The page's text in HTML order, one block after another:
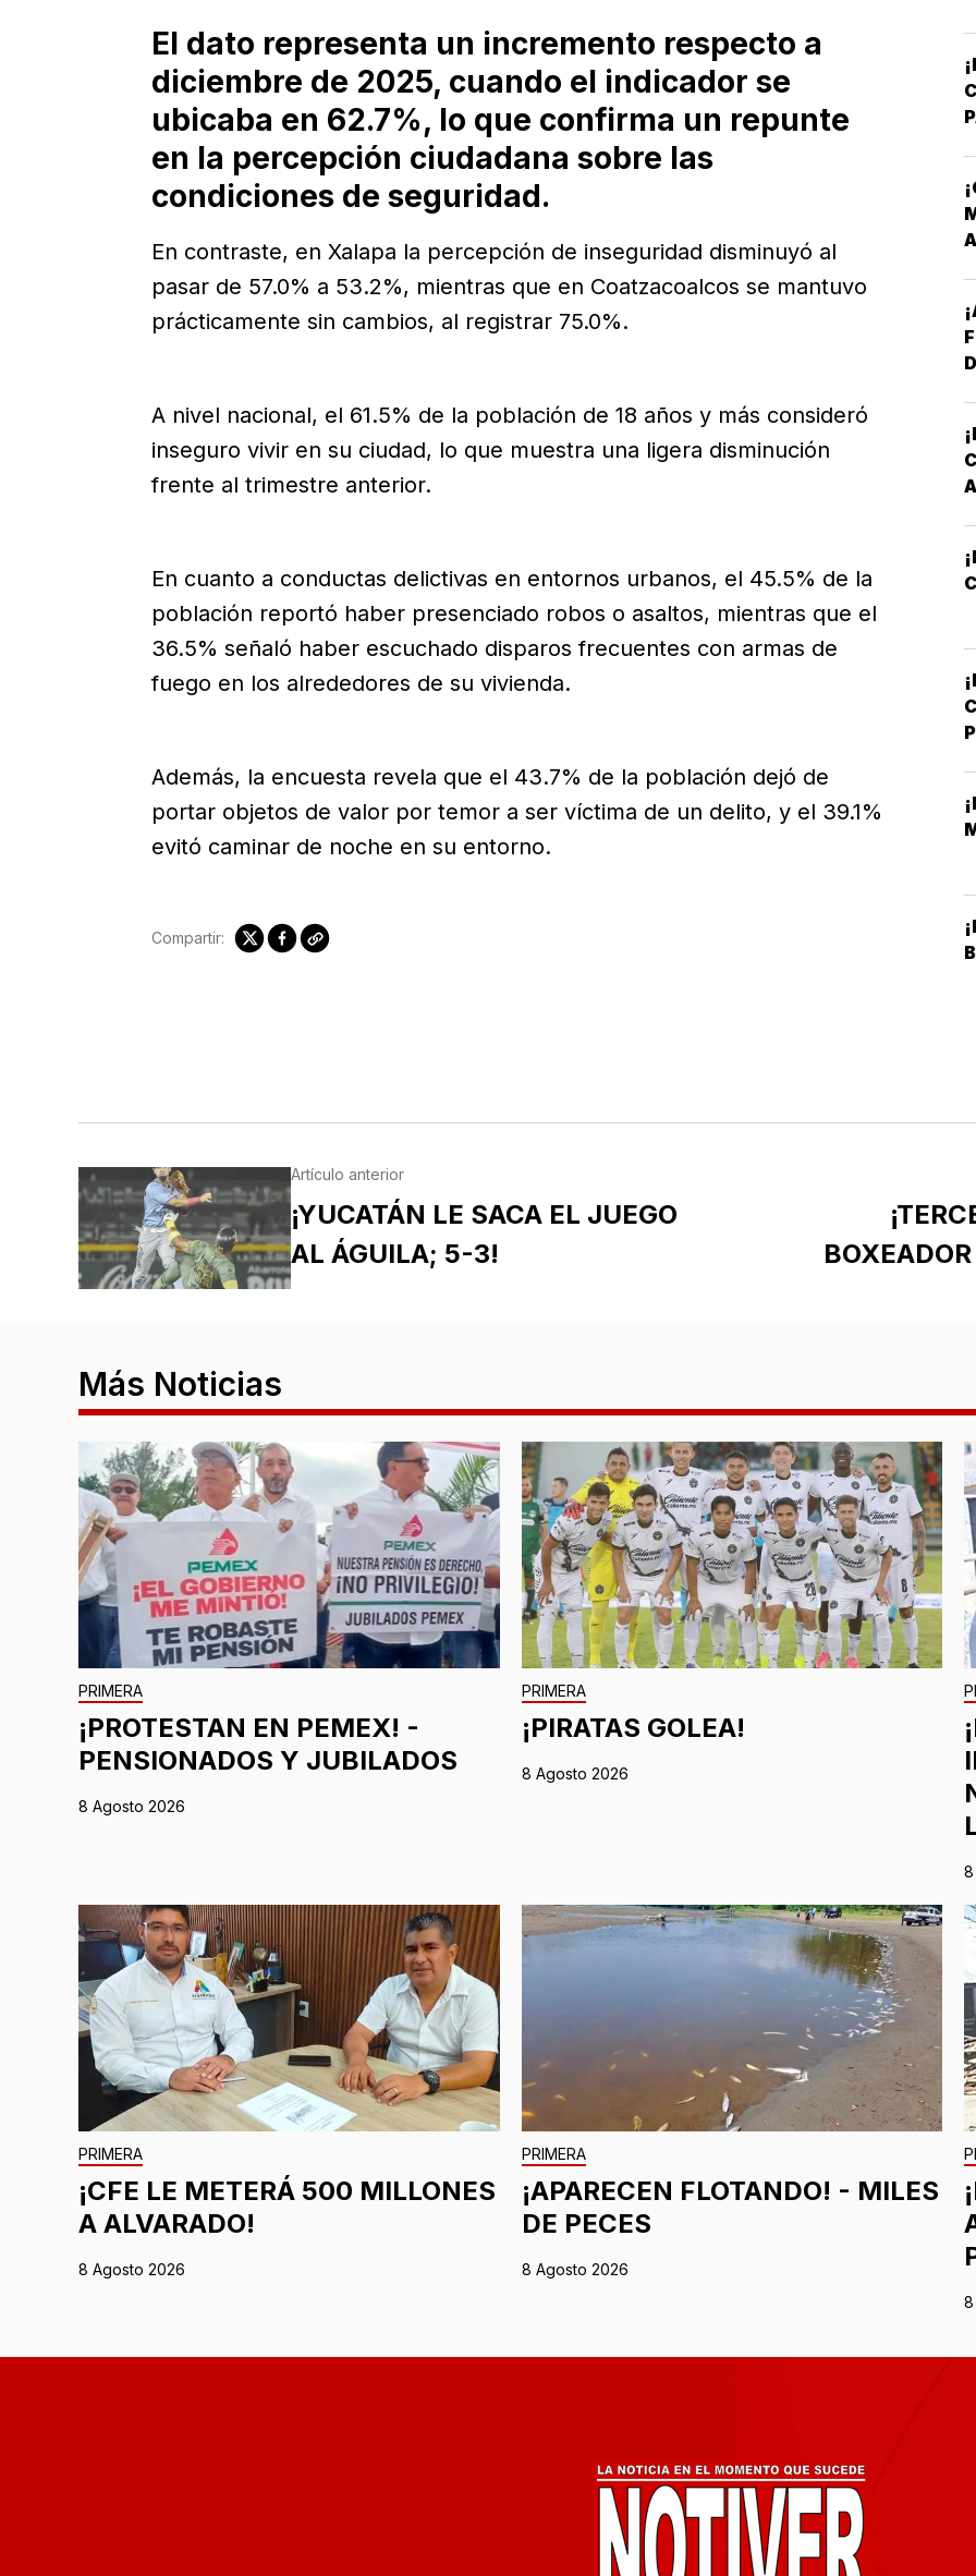
El dato representa un incremento respecto a
diciembre de 2025, cuando el indicador se
ubicaba en 62.7%, lo que confirma un repunte
en la percepción ciudadana sobre las
condiciones de seguridad.
En contraste, en Xalapa la percepción de inseguridad disminuyó al
pasar de 57.0% a 53.2%, mientras que en Coatzacoalcos se mantuvo
prácticamente sin cambios, al registrar 75.0%.
A nivel nacional, el 61.5% de la población de 18 años y más consideró
inseguro vivir en su ciudad, lo que muestra una ligera disminución
frente al trimestre anterior.
En cuanto a conductas delictivas en entornos urbanos, el 45.5% de la
población reportó haber presenciado robos o asaltos, mientras que el
36.5% señaló haber escuchado disparos frecuentes con armas de
fuego en los alrededores de su vivienda.
Además, la encuesta revela que el 43.7% de la población dejó de
portar objetos de valor por temor a ser víctima de un delito, y el 39.1%
evitó caminar de noche en su entorno.
Compartir:
Artículo anterior
¡YUCATÁN LE SACA EL JUEGO
AL ÁGUILA; 5-3!
Más Noticias
PRIMERA
¡PROTESTAN EN PEMEX! -
PENSIONADOS Y JUBILADOS
8 Agosto 2026
PRIMERA
¡PIRATAS GOLEA!
8 Agosto 2026
PRIMERA
¡CFE LE METERÁ 500 MILLONES
A ALVARADO!
8 Agosto 2026
PRIMERA
¡APARECEN FLOTANDO! - MILES
DE PECES
8 Agosto 2026